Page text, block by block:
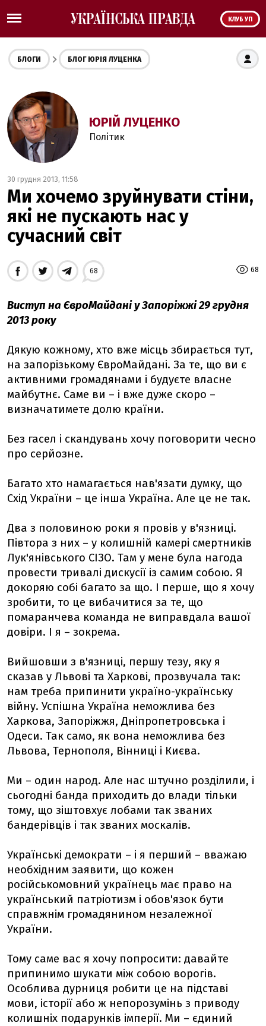
КЛУБ УП
БЛОГИ БЛОГ ЮРІЯ ЛУЦЕНКА
ЮРІЙ ЛУЦЕНКО
Політик
30 грудня 2013, 11:58
Ми хочемо зруйнувати стіни,
які не пускають нас у
сучасний світ
68
68
Виступ на ЄвроМайдані у Запоріжжі 29 грудня
2013 року
Дякую кожному, хто вже місць збирається тут,
на запорізькому ЄвроМайдані. За те, що ви є
активними громадянами і будуєте власне
майбутнє. Саме ви – і вже дуже скоро –
визначатимете долю країни.
Без гасел і скандувань хочу поговорити чесно
про серйозне.
Багато хто намагається нав'язати думку, що
Схід України – це інша Україна. Але це не так.
Два з половиною роки я провів у в'язниці.
Півтора з них – у колишній камері смертників
Лук'янівського СІЗО. Там у мене була нагода
провести тривалі дискусії із самим собою. Я
докоряю собі багато за що. І перше, що я хочу
зробити, то це вибачитися за те, що
помаранчева команда не виправдала вашої
довіри. І я – зокрема.
Вийшовши з в'язниці, першу тезу, яку я
сказав у Львові та Харкові, прозвучала так:
нам треба припинити україно-українську
війну. Успішна Україна неможлива без
Харкова, Запоріжжя, Дніпропетровська і
Одеси. Так само, як вона неможлива без
Львова, Тернополя, Вінниці і Києва.
Ми – один народ. Але нас штучно розділили, і
сьогодні банда приходить до влади тільки
тому, що зіштовхує лобами так званих
бандерівців і так званих москалів.
Українські демократи – і я перший – вважаю
необхідним заявити, що кожен
російськомовний українець має право на
український патріотизм і обов'язок бути
справжнім громадянином незалежної
України.
Тому саме вас я хочу попросити: давайте
припинимо шукати між собою ворогів.
Особлива дурниця робити це на підставі
мови, історії або ж непорозумінь з приводу
колишніх подарунків імперії. Ми – єдиний